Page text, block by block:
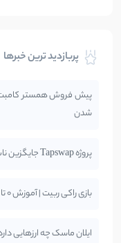
پربازدید ترین خبرها
شدن
پروژه Tapswap جایگزین نات کوین | آموزش استخراج TAP تپ سواپ
بازی راکی ربیت | آموزش 0 تا 100 فعالیت در ربات Rocky Rabbit
ایلان ماسک چه ارزهایی